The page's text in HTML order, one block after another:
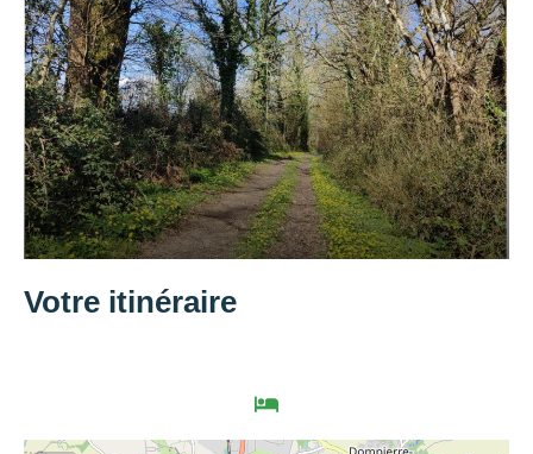
Votre itinéraire
Hébergements